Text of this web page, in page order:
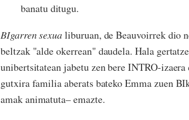
banatu ditugu.
BIgarren sexualiburuan, de Beauvoirrek dio
beltzak "alde okerrean" daudela. Hala
unibertsitatean jabetu zen bere INTRO-
gutxira familia aberats bateko Emma zuen
amak animatuta– emazte.